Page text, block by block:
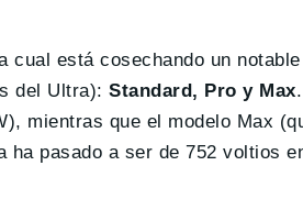
cual está cosechando un
del Ultra):Standard, Pro y Max
mientras que el modelo Max
pasado a ser de 752 voltios